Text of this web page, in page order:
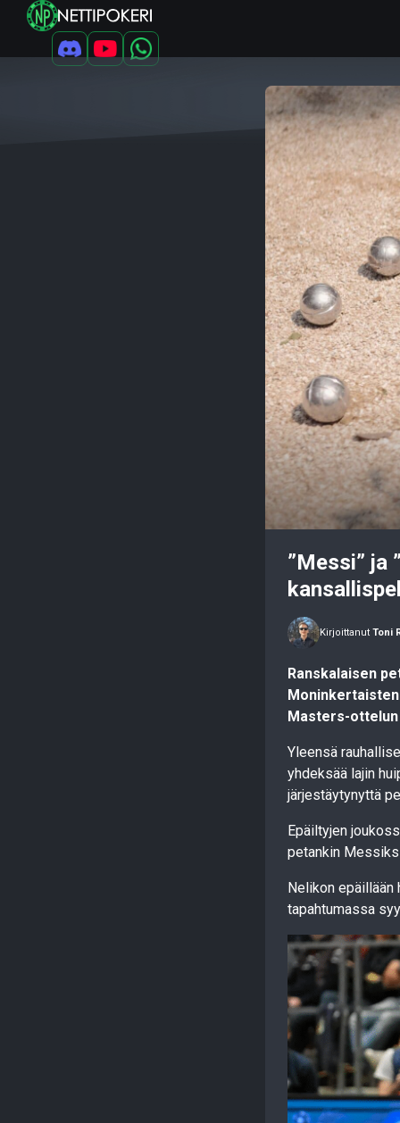
”Messi” ja
Kirjoittanut Toni
Ranskalaisen
Moninkertaisten
Masters-ottelun
Yleensä
yhdeksää lajin
järjestäytynyttä
Epäiltyjen
petankin
Nelikon epäillään
tapahtumassa